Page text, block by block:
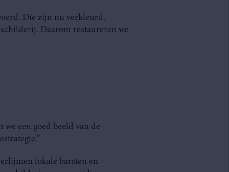
Die zijn nu verkleurd.
Daarom restaureren we
een goed beeld van de
lokale barsten en